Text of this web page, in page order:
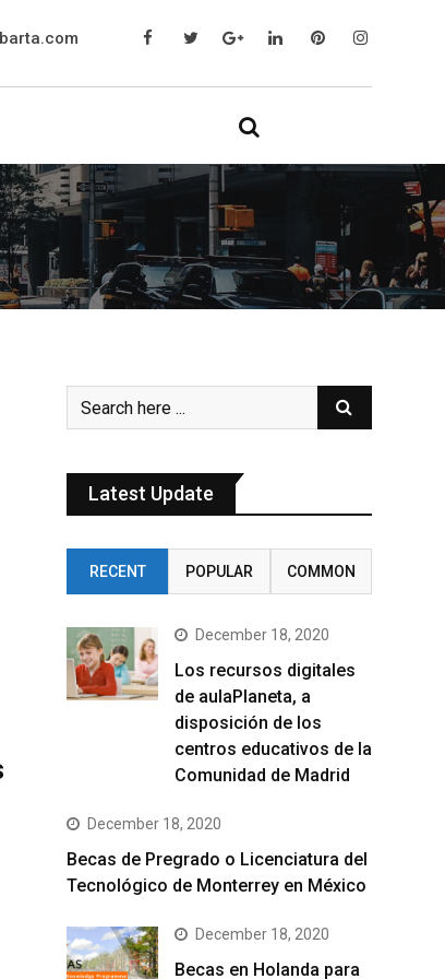
Latest Update
RECENT POPULAR COMMON
December 18, 2020
Los recursos digitales
de aulaPlaneta, a
disposición de los
centros educativos de la
Comunidad de Madrid
December 18, 2020
Becas de Pregrado o Licenciatura del
Tecnológico de Monterrey en México
December 18, 2020
Becas en Holanda para